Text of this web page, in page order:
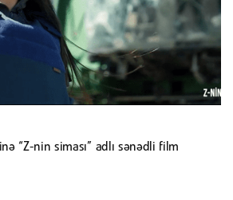
“Z-nin siması” adlı sənədli film